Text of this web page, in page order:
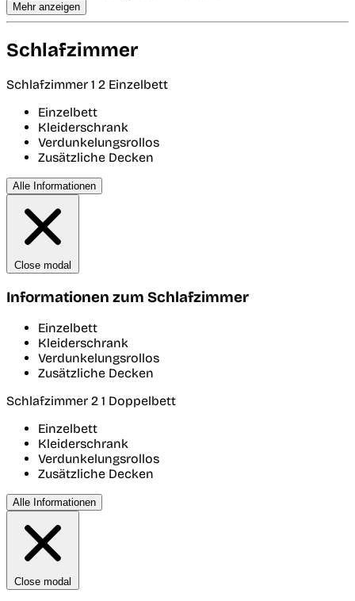
Mehr anzeigen
Schlafzimmer
Schlafzimmer 1 2 Einzelbett
Einzelbett
Kleiderschrank
Verdunkelungsrollos
Zusätzliche Decken
Alle Informationen
Close modal
Informationen zum Schlafzimmer
Einzelbett
Kleiderschrank
Verdunkelungsrollos
Zusätzliche Decken
Schlafzimmer 2 1 Doppelbett
Einzelbett
Kleiderschrank
Verdunkelungsrollos
Zusätzliche Decken
Alle Informationen
Close modal